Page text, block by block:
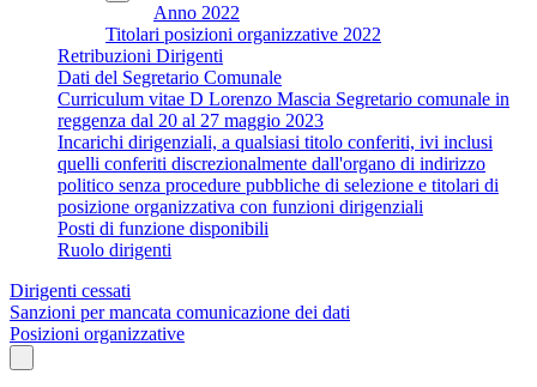
Anno 2022
Titolari posizioni organizzative 2022
Retribuzioni Dirigenti
Dati del Segretario Comunale
Curriculum vitae D Lorenzo Mascia Segretario comunale in
reggenza dal 20 al 27 maggio 2023
Incarichi dirigenziali, a qualsiasi titolo conferiti, ivi inclusi
quelli conferiti discrezionalmente dall'organo di indirizzo
politico senza procedure pubbliche di selezione e titolari di
posizione organizzativa con funzioni dirigenziali
Posti di funzione disponibili
Ruolo dirigenti
Dirigenti cessati
Sanzioni per mancata comunicazione dei dati
Posizioni organizzative